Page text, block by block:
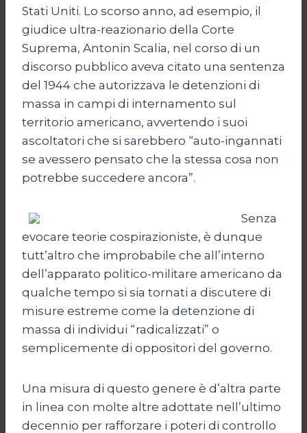
Stati Uniti. Lo scorso anno, ad esempio, il
giudice ultra-reazionario della Corte
Suprema, Antonin Scalia, nel corso di un
discorso pubblico aveva citato una sentenza
del 1944 che autorizzava le detenzioni di
massa in campi di internamento sul
territorio americano, avvertendo i suoi
ascoltatori che si sarebbero “auto-ingannati
se avessero pensato che la stessa cosa non
potrebbe succedere ancora”.
Senza
evocare teorie cospirazioniste, è dunque
tutt’altro che improbabile che all’interno
dell’apparato politico-militare americano da
qualche tempo si sia tornati a discutere di
misure estreme come la detenzione di
massa di individui “radicalizzati” o
semplicemente di oppositori del governo.
Una misura di questo genere è d’altra parte
in linea con molte altre adottate nell’ultimo
decennio per rafforzare i poteri di controllo